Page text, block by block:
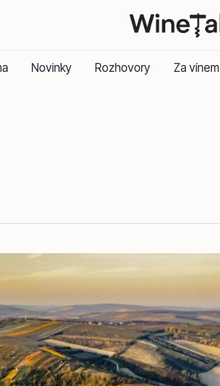
Novinky Rozhovory Za vínem